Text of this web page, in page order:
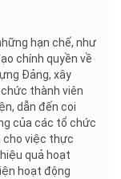
hạn chế, như
chính quyền về
Đảng, xây
thành viên
dẫn đến coi
của các tổ chức
cho việc thực
quả hoạt
hoạt động